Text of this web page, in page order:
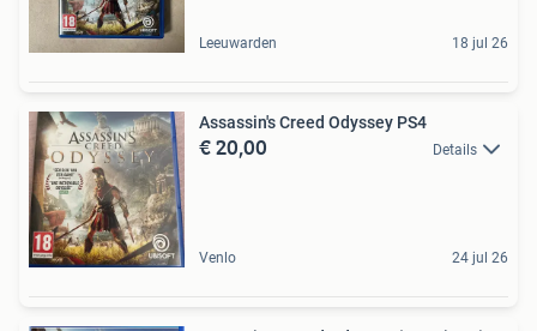
Leeuwarden 18 jul 26
Assassin's Creed Odyssey PS4
€ 20,00 Details
Venlo 24 jul 26